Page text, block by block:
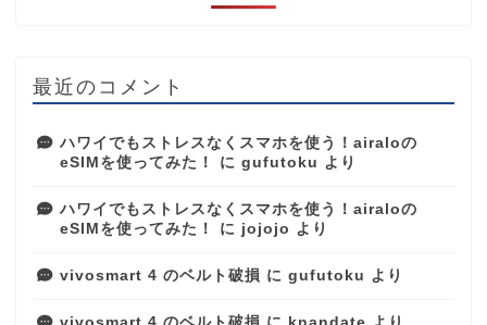
最近のコメント
ハワイでもストレスなくスマホを使う！airaloの
eSIMを使ってみた！
に gufutoku より
ハワイでもストレスなくスマホを使う！airaloの
eSIMを使ってみた！
に jojojo より
vivosmart 4 のベルト破損 に gufutoku より